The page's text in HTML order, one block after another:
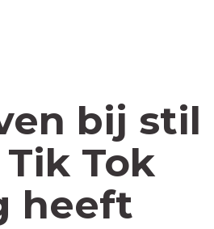
bij stil
Tok
heeft